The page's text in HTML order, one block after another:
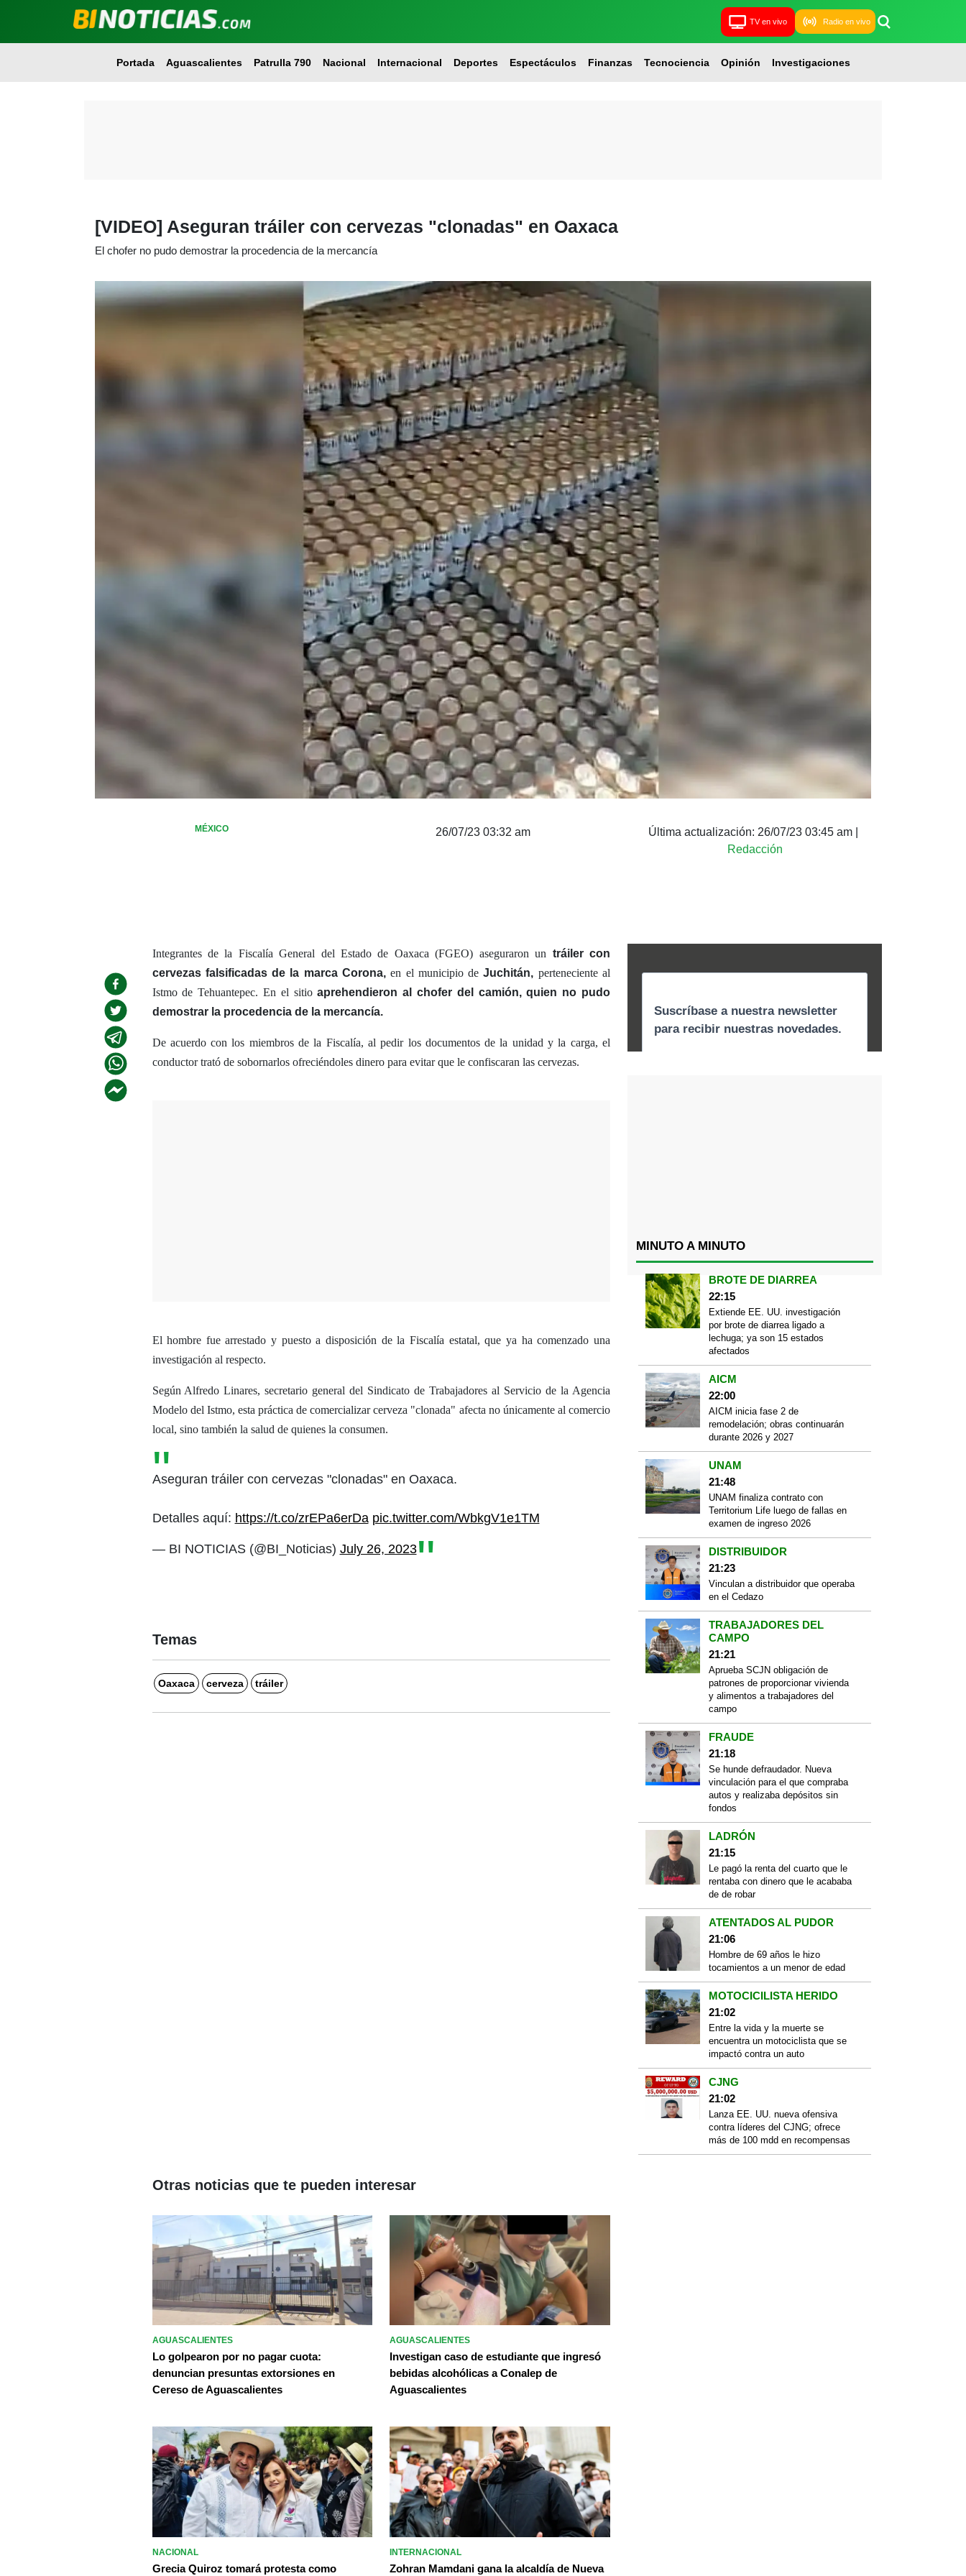
TV en vivo Radio en vivo
Portada Aguascalientes Patrulla 790 Nacional Internacional Deportes Espectáculos Finanzas Tecnociencia Opinión Investigaciones
[VIDEO] Aseguran tráiler con cervezas "clonadas" en Oaxaca
El chofer no pudo demostrar la procedencia de la mercancía
MÉXICO 26/07/23 03:32 am Última actualización: 26/07/23 03:45 am
Redacción
Integrantes de la Fiscalía General del Estado de Oaxaca (FGEO) aseguraron un tráiler con
cervezas falsificadas de la marca Corona,en el municipio deJuchitán, perteneciente al
Istmo de Tehuantepec.​ En el sitioaprehendieron al chofer del camión, quien no pudo
demostrar la procedencia de la mercancía.
De acuerdo con los miembros de la Fiscalía, al pedir los documentos de la unidad y la carga, el
conductor trató de sobornarlos ofreciéndoles dinero para evitar que le confiscaran las cervezas.
El hombre fue arrestado y puesto a disposición de la Fiscalía estatal, que ya ha comenzado una
investigación al respecto.
Según Alfredo Linares, secretario general del Sindicato de Trabajadores al Servicio de la Agencia
Modelo del Istmo, esta práctica de comercializar cerveza "clonada" afecta no únicamente al comercio
local, sino también la salud de quienes la consumen.
Aseguran tráiler con cervezas "clonadas" en Oaxaca.
Detalles aquí: https://t.co/zrEPa6erDa pic.twitter.com/WbkgV1e1TM
— BI NOTICIAS (@BI_Noticias) July 26, 2023
Temas
Oaxaca cerveza tráiler
MINUTO A MINUTO
BROTE DE DIARREA
22:15
Extiende EE. UU. investigación
por brote de diarrea ligado a
lechuga; ya son 15 estados
afectados
AICM
22:00
AICM inicia fase 2 de
remodelación; obras continuarán
durante 2026 y 2027
UNAM
21:48
UNAM finaliza contrato con
Territorium Life luego de fallas en
examen de ingreso 2026
DISTRIBUIDOR
21:23
Vinculan a distribuidor que operaba
en el Cedazo
TRABAJADORES DEL
CAMPO
21:21
Aprueba SCJN obligación de
patrones de proporcionar vivienda
y alimentos a trabajadores del
campo
FRAUDE
21:18
Se hunde defraudador. Nueva
vinculación para el que compraba
autos y realizaba depósitos sin
fondos
LADRÓN
21:15
Le pagó la renta del cuarto que le
rentaba con dinero que le acababa
de de robar
ATENTADOS AL PUDOR
21:06
Hombre de 69 años le hizo
tocamientos a un menor de edad
MOTOCICILISTA HERIDO
21:02
Entre la vida y la muerte se
encuentra un motociclista que se
impactó contra un auto
CJNG
21:02
Lanza EE. UU. nueva ofensiva
contra líderes del CJNG; ofrece
más de 100 mdd en recompensas
Otras noticias que te pueden interesar
AGUASCALIENTES
Lo golpearon por no pagar cuota:
denuncian presuntas extorsiones en
Cereso de Aguascalientes
AGUASCALIENTES
Investigan caso de estudiante que ingresó
bebidas alcohólicas a Conalep de
Aguascalientes
NACIONAL
Grecia Quiroz tomará protesta como
INTERNACIONAL
Zohran Mamdani gana la alcaldía de Nueva